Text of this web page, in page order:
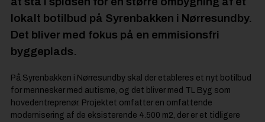
lokalt botilbud på Syrenbakken i Nørresundby.
Det bliver med fokus på en emmisionsfri
byggeplads.
På Syrenbakken i Nørresundby skal der etableres et nyt botilbud
for mennesker med autisme, og det bliver med TL Byg som
hovedentreprenør. Projektet omfatter en omfattende
modernisering af de eksisterende 4.500 m2, der er et tidligere